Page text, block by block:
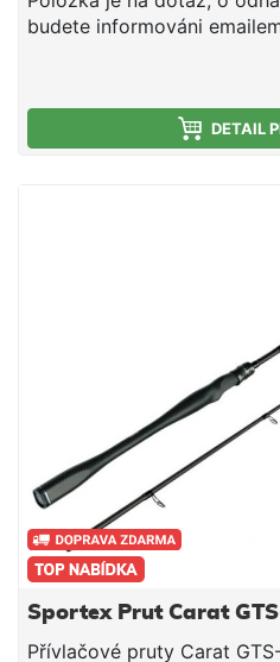
budete informováni
kaprů. Tato inovativní řada
ambiciózní kapraře
kvalitních modelů Stalker v
nahazování. Díky
vynikající tlumicí
snížení ztrát ryb při lovu.
mají stejnou akci jako naše
"Selection" a díky
lze snadno přenášet. Mezi
průběžná korková rukojeť,
SIC a stabilní sedlo
budete mít každého kapra
z lodi! Délka: 300cm
2 Počet oček: 7 Transportní
259g
DETAIL
Sportex Prut Carat
Přívlačové pruty Carat